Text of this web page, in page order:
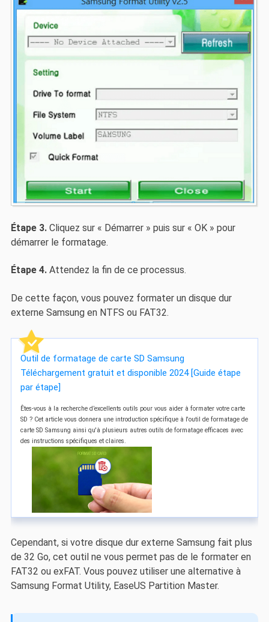
Étape 3.Cliquez sur « Démarrer » puis sur « OK » pour
démarrer le formatage.
Étape 4.Attendez la fin de ce processus.
De cette façon, vous pouvez formater un disque dur
externe Samsung en NTFS ou FAT32.
Outil de formatage de carte SD Samsung
Téléchargement gratuit et disponible 2024 [Guide étape
par étape]
Êtes-vous à la recherche d’excellents outils pour vous aider à formater votre carte
SD ? Cet article vous donnera une introduction spécifique à l'outil de formatage de
carte SD Samsung ainsi qu'à plusieurs autres outils de formatage efficaces avec
des instructions spécifiques et claires.
Cependant, si votre disque dur externe Samsung fait plus
de 32 Go, cet outil ne vous permet pas de le formater en
FAT32 ou exFAT. Vous pouvez utiliser une alternative à
Samsung Format Utility, EaseUS Partition Master.